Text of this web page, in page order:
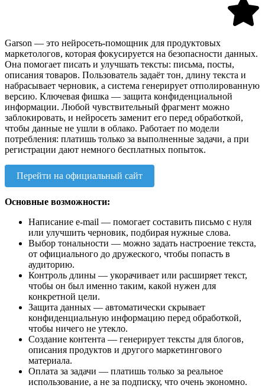
Garson — это нейросеть-помощник для продуктовых
маркетологов, которая фокусируется на безопасности данных.
Она помогает писать и улучшать тексты: письма, посты,
описания товаров. Пользователь задаёт тон, длину текста и
набрасывает черновик, а система генерирует отполированную
версию. Ключевая фишка — защита конфиденциальной
информации. Любой чувствительный фрагмент можно
заблокировать, и нейросеть заменит его перед обработкой,
чтобы данные не ушли в облако. Работает по модели
потребления: платишь только за выполненные задачи, а при
регистрации дают немного бесплатных попыток.
Перейти на официальный сайт
Основные возможности:
Написание e-mail — помогает составить письмо с нуля
или улучшить черновик, подбирая нужные слова.
Выбор тональности — можно задать настроение текста,
от официального до дружеского, чтобы попасть в
аудиторию.
Контроль длины — укорачивает или расширяет текст,
чтобы он был именно таким, какой нужен для
конкретной цели.
Защита данных — автоматически скрывает
конфиденциальную информацию перед обработкой,
чтобы ничего не утекло.
Создание контента — генерирует тексты для блогов,
описания продуктов и другого маркетингового
материала.
Оплата за задачи — платишь только за реальное
использование, а не за подписку, что очень экономно.